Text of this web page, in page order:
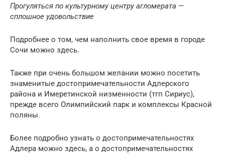
Прогуляться по культурному центру агломерата —
сплошное удовольствие
Подробнее о том, чем наполнить свое время в городе
Сочи можно здесь.
Также при очень большом желании можно посетить
знаменитые достопримечательности Адлерского
района и Имеретинской низменности (тгп Сириус),
прежде всего Олимпийский парк и комплексы Красной
поляны.
Более подробно узнать о достопримечательностях
Адлера можно здесь, а о достопримечательностях